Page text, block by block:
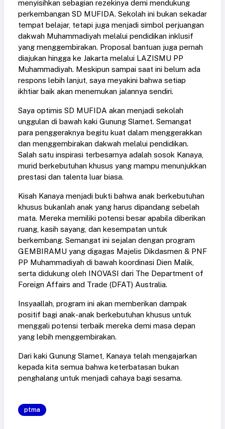
menyisihkan sebagian rezekinya demi mendukung
perkembangan SD MUFIDA. Sekolah ini bukan sekadar
tempat belajar, tetapi juga menjadi simbol perjuangan
dakwah Muhammadiyah melalui pendidikan inklusif
yang menggembirakan. Proposal bantuan juga pernah
diajukan hingga ke Jakarta melalui LAZISMU PP
Muhammadiyah. Meskipun sampai saat ini belum ada
respons lebih lanjut, saya meyakini bahwa setiap
ikhtiar baik akan menemukan jalannya sendiri.
Saya optimis SD MUFIDA akan menjadi sekolah
unggulan di bawah kaki Gunung Slamet. Semangat
para penggeraknya begitu kuat dalam menggerakkan
dan menggembirakan dakwah melalui pendidikan.
Salah satu inspirasi terbesarnya adalah sosok Kanaya,
murid berkebutuhan khusus yang mampu menunjukkan
prestasi dan talenta luar biasa.
Kisah Kanaya menjadi bukti bahwa anak berkebutuhan
khusus bukanlah anak yang harus dipandang sebelah
mata. Mereka memiliki potensi besar apabila diberikan
ruang, kasih sayang, dan kesempatan untuk
berkembang. Semangat ini sejalan dengan program
GEMBIRAMU yang digagas Majelis Dikdasmen & PNF
PP Muhammadiyah di bawah koordinasi Dien Malik,
serta didukung oleh INOVASI dari The Department of
Foreign Affairs and Trade (DFAT) Australia.
Insyaallah, program ini akan memberikan dampak
positif bagi anak-anak berkebutuhan khusus untuk
menggali potensi terbaik mereka demi masa depan
yang lebih menggembirakan.
Dari kaki Gunung Slamet, Kanaya telah mengajarkan
kepada kita semua bahwa keterbatasan bukan
penghalang untuk menjadi cahaya bagi sesama.
ptma